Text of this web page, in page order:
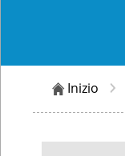
Inizio